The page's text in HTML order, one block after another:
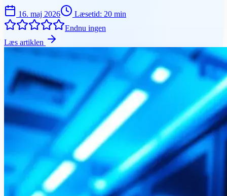
16. maj 2026 Læsetid: 20 min
Endnu ingen
Læs artiklen